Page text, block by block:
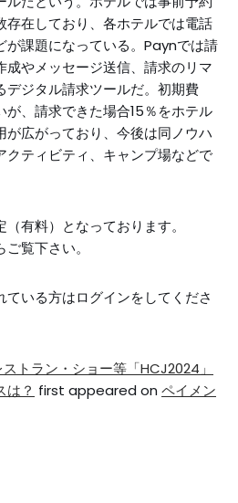
存在しており、各ホテルでは電話
が課題になっている。Paynでは請
やメッセージ送信、請求のリマ
デジタル請求ツールだ。初期費
が、請求できた場合15％をホテル
が広がっており、今後は同ノウハ
クティビティ、キャンプ場などで
有料）となっております。
ご覧下さい。
ている方はログインをしてくださ
トラン・ショー等「HCJ2024」
は？ first appeared on ペイメン